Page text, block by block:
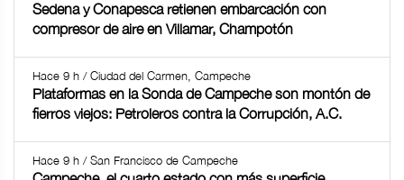
Sedena y Conapesca retienen embarcación con
compresor de aire en Villamar, Champotón
Hace 9 h / Ciudad del Carmen, Campeche
Plataformas en la Sonda de Campeche son montón de
fierros viejos: Petroleros contra la Corrupción, A.C.
Hace 9 h / San Francisco de Campeche